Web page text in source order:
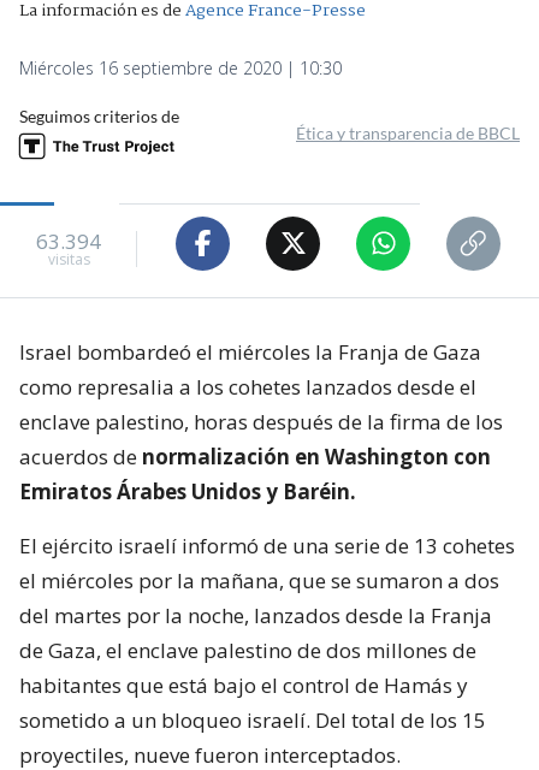
La información es deAgence France-Presse
Miércoles 16 septiembre de 2020 | 10:30
Seguimos criterios de
Ética y transparencia de BBCL
63.394
visitas
Israel bombardeó el miércoles la Franja de Gaza
como represalia a los cohetes lanzados desde el
enclave palestino, horas después de la firma de los
acuerdos de normalización en Washington con
Emiratos Árabes Unidos y Baréin.
El ejército israelí informó de una serie de 13 cohetes
el miércoles por la mañana, que se sumaron a dos
del martes por la noche, lanzados desde la Franja
de Gaza, el enclave palestino de dos millones de
habitantes que está bajo el control de Hamás y
sometido a un bloqueo israelí. Del total de los 15
proyectiles, nueve fueron interceptados.